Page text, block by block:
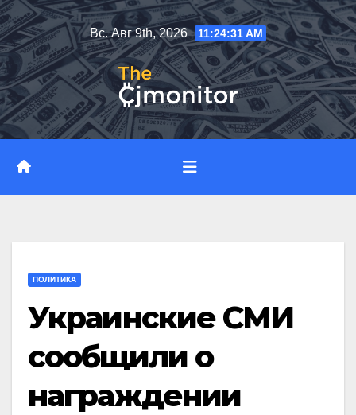
Перейти
к
содержимому
Вс. Авг 9th, 2026 11:24:32 AM
ПОЛИТИКА
Украинские СМИ
сообщили о
награждении